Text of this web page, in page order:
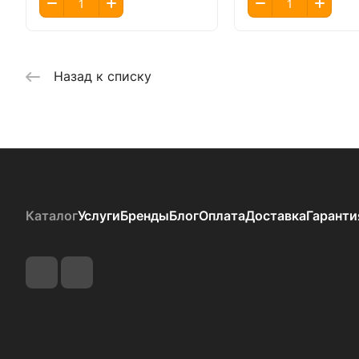
Назад к списку
КаталогУслугиБрендыБлогОплатаДоставка